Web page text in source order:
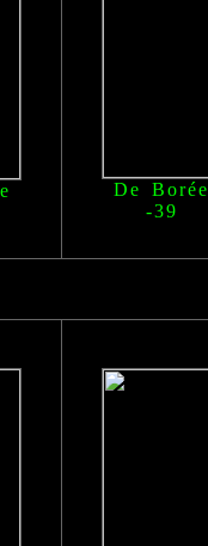
De Borée
-39